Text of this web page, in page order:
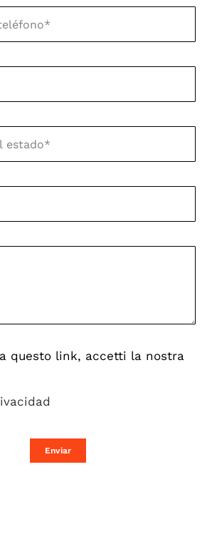
questo link, accetti la nostra
Enviar